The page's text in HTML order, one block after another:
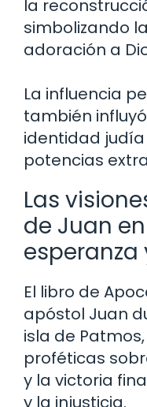
la
simbolizando
adoración a
La influencia
también
identidad judía
potencias
Las
de Juan
esperanza
El libro de
apóstol Juan
isla de
proféticas
y la victoria
y la injusticia.